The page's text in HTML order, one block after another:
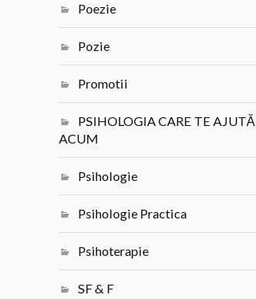
Poezie
Pozie
Promotii
PSIHOLOGIA CARE TE AJUTĂ
ACUM
Psihologie
Psihologie Practica
Psihoterapie
SF & F